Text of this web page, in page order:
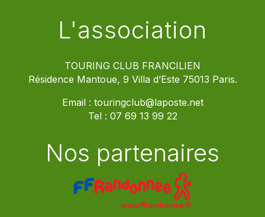
L'association
TOURING CLUB FRANCILIEN
Résidence Mantoue, 9 Villa d’Este 75013 Paris.
Email : touringclub@laposte.net
Tel : 07 69 13 99 22
Nos partenaires